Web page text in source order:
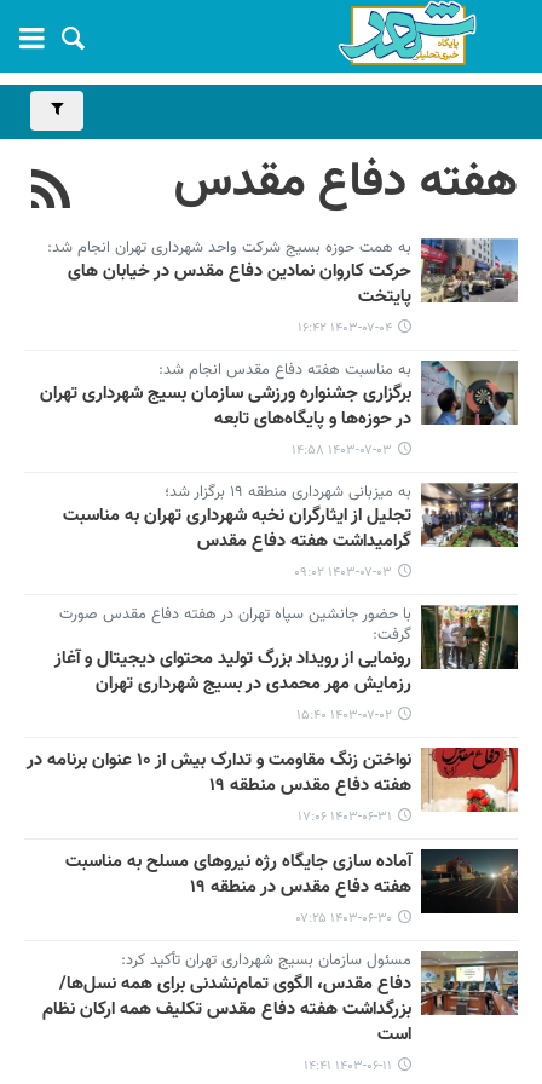
هفته دفاع مقدس
به همت حوزه بسیج شرکت واحد شهرداری تهران انجام شد:
حرکت کاروان نمادین دفاع مقدس در خیابان های
پایتخت
۱۴۰۳-۰۷-۰۴ ۱۶:۴۲
به مناسبت هفته دفاع مقدس انجام شد:
برگزاری جشنواره ورزشی سازمان بسیج شهرداری تهران
در حوزه‌ها و پایگاه‌های تابعه
۱۴۰۳-۰۷-۰۳ ۱۴:۵۸
به میزبانی شهرداری منطقه ۱۹ برگزار شد؛
تجلیل از ایثارگران نخبه شهرداری تهران به مناسبت
گرامیداشت هفته دفاع مقدس
۱۴۰۳-۰۷-۰۳ ۰۹:۰۲
با حضور جانشین سپاه تهران در هفته دفاع مقدس صورت
گرفت:
رونمایی از رویداد بزرگ تولید محتوای دیجیتال و آغاز
رزمایش مهر محمدی در بسیج شهرداری تهران
۱۴۰۳-۰۷-۰۲ ۱۵:۴۰
نواختن زنگ مقاومت و تدارک بیش از ۱۰ عنوان برنامه در
هفته دفاع مقدس منطقه ۱۹
۱۴۰۳-۰۶-۳۱ ۱۷:۰۶
آماده سازی جایگاه رژه نیروهای مسلح به مناسبت
هفته دفاع مقدس در منطقه ۱۹
۱۴۰۳-۰۶-۳۰ ۰۷:۲۵
مسئول سازمان بسیج شهرداری تهران تأکید کرد:
دفاع مقدس، الگوی تمام‌نشدنی برای همه نسل‌ها/
بزرگداشت هفته دفاع مقدس تکلیف همه ارکان نظام
است
۱۴۰۳-۰۶-۱۱ ۱۴:۴۱